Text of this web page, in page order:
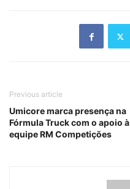
Previous article
Umicore marca presença na
Fórmula Truck com o apoio à
equipe RM Competições